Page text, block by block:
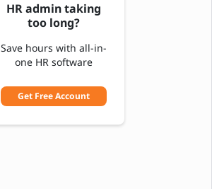
HR admin taking
too long?
Save hours with all-in-
one HR software
Get Free Account